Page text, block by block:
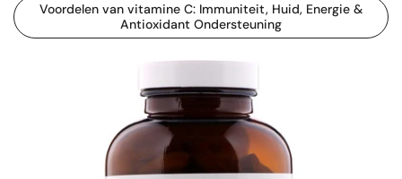
Voordelen van vitamine C: Immuniteit, Huid, Energie &
Antioxidant Ondersteuning